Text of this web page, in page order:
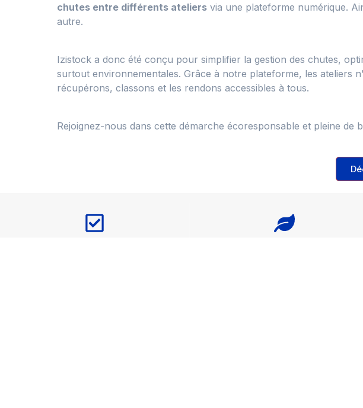
chutes entre différents ateliers via une plateforme numérique.
autre.
Izistock a donc été conçu pour simplifier la gestion des chutes,
surtout environnementales. Grâce à notre plateforme, les ateliers
récupérons, classons et les rendons accessibles à tous.
Rejoignez-nous dans cette démarche écoresponsable et pleine de